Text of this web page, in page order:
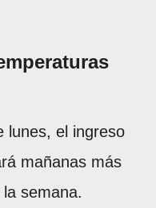
lunes, el ingreso
mañanas más
semana.